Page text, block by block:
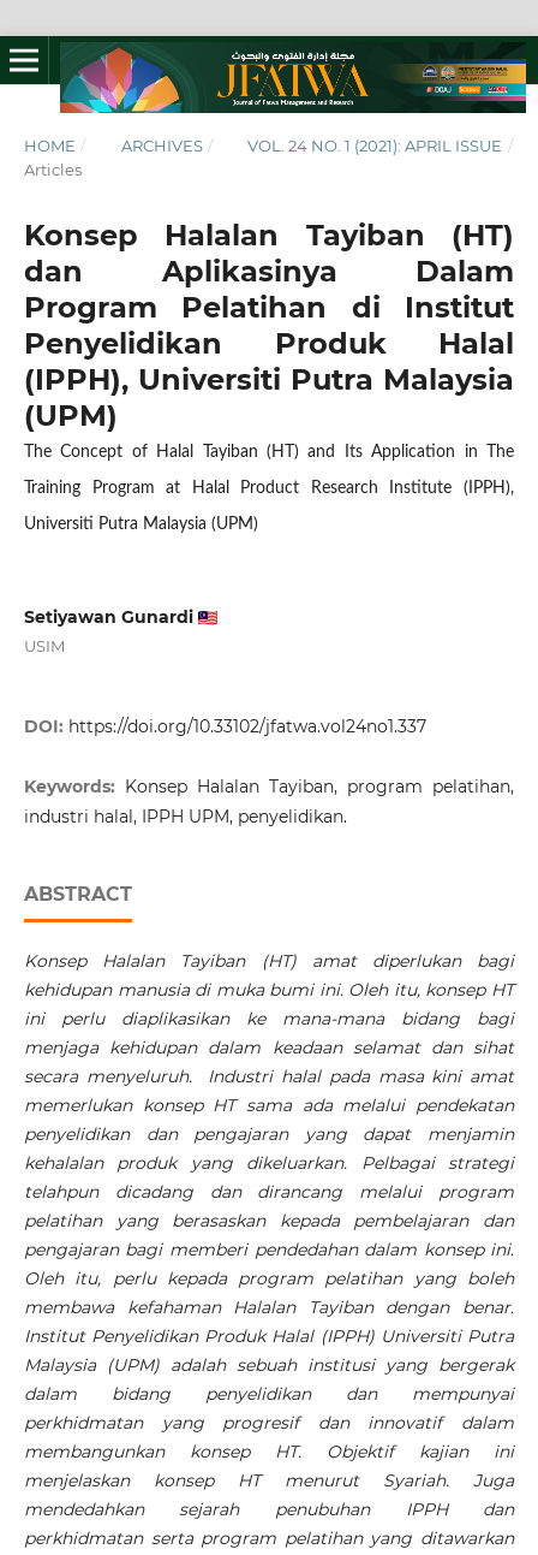
HOME / ARCHIVES / VOL. 24 NO. 1 (2021): APRIL ISSUE /
Articles
Konsep Halalan Tayiban (HT)
dan Aplikasinya Dalam
Program Pelatihan di Institut
Penyelidikan Produk Halal
(IPPH), Universiti Putra Malaysia
(UPM)
The Concept of Halal Tayiban (HT) and Its Application in The
Training Program at Halal Product Research Institute (IPPH),
Universiti Putra Malaysia (UPM)
Setiyawan Gunardi
USIM
DOI: https://doi.org/10.33102/jfatwa.vol24no1.337
Keywords: Konsep Halalan Tayiban, program pelatihan,
industri halal, IPPH UPM, penyelidikan.
ABSTRACT
Konsep Halalan Tayiban (HT) amat diperlukan bagi
kehidupan manusia di muka bumi ini. Oleh itu, konsep HT
ini perlu diaplikasikan ke mana-mana bidang bagi
menjaga kehidupan dalam keadaan selamat dan sihat
secara menyeluruh. Industri halal pada masa kini amat
memerlukan konsep HT sama ada melalui pendekatan
penyelidikan dan pengajaran yang dapat menjamin
kehalalan produk yang dikeluarkan. Pelbagai strategi
telahpun dicadang dan dirancang melalui program
pelatihan yang berasaskan kepada pembelajaran dan
pengajaran bagi memberi pendedahan dalam konsep ini.
Oleh itu, perlu kepada program pelatihan yang boleh
membawa kefahaman Halalan Tayiban dengan benar.
Institut Penyelidikan Produk Halal (IPPH) Universiti Putra
Malaysia (UPM) adalah sebuah institusi yang bergerak
dalam bidang penyelidikan dan mempunyai
perkhidmatan yang progresif dan innovatif dalam
membangunkan konsep HT. Objektif kajian ini
menjelaskan konsep HT menurut Syariah. Juga
mendedahkan sejarah penubuhan IPPH dan
perkhidmatan serta program pelatihan yang ditawarkan